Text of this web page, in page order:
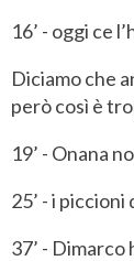
16’ - oggi ce
Diciamo che
però così è
19’ - Onana
25’ - i
37’ - Dimarco